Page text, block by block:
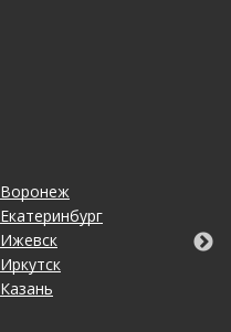
Воронеж
Екатеринбург
Ижевск
Иркутск
Казань
Липецк
Махачкала
Москва
Набережные Челны
Нижний Новгород
Рязань
Самара
Санкт-Петербург
Саратов
Ставрополь
Уфа
Хабаровск
Чебоксары
Челябинск
Ярославль